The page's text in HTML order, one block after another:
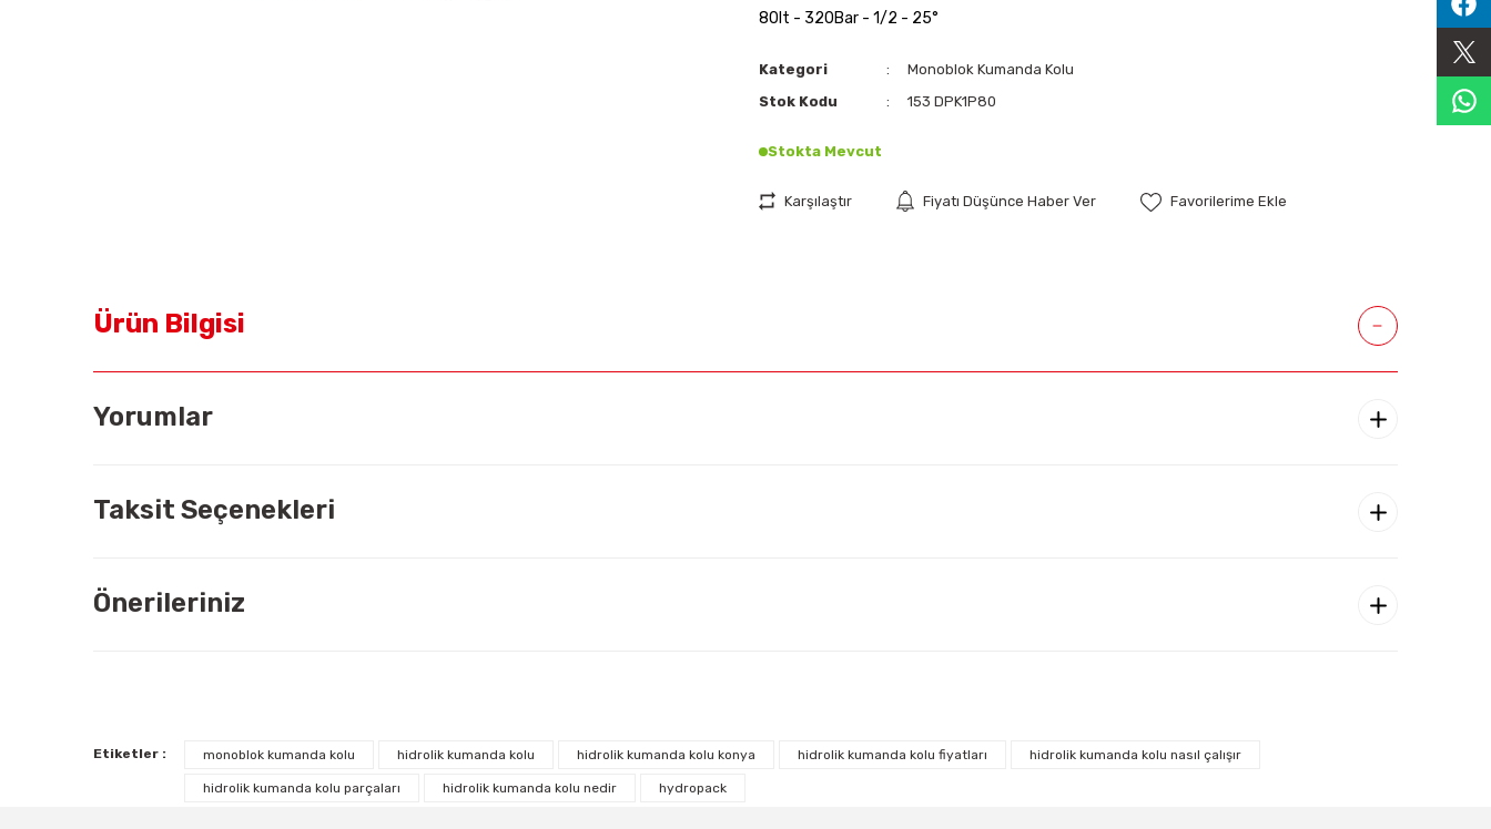
80lt - 320Bar - 1/2 - 25°
Kategori
Monoblok Kumanda Kolu
Stok Kodu
153 DPK1P80
Stokta Mevcut
Karşılaştır Fiyatı Düşünce Haber Ver
Ürün Bilgisi
Yorumlar
Taksit Seçenekleri
Önerileriniz
Etiketler : monoblok kumanda kolu hidrolik kumanda kolu hidrolik kumanda kolu konya hidrolik kumanda kolu fiyatları hidrolik kumanda kolu nasıl çalışır
hidrolik kumanda kolu parçaları hidrolik kumanda kolu nedir hydropack